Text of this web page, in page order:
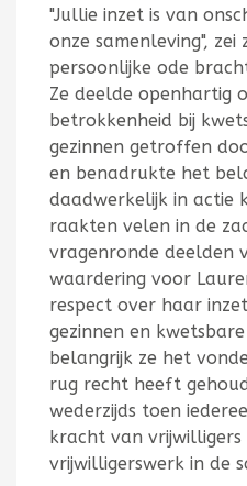
"Jullie inzet is van
onze samenleving",
persoonlijke ode
Ze deelde openhartig
betrokkenheid bij
gezinnen getroffen
en benadrukte het
daadwerkelijk in actie
raakten velen in de
vragenronde deelden
waardering voor
respect over haar
gezinnen en
belangrijk ze het
rug recht heeft
wederzijds toen
kracht van
vrijwilligerswerk in de